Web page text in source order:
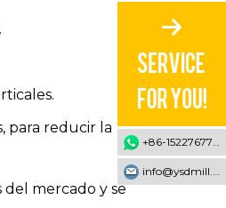
para reducir la
del mercado y se